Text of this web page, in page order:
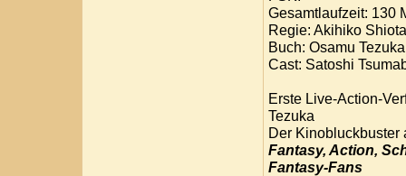
Gesamtlaufzeit: 130
Regie: Akihiko Shiota
Buch: Osamu Tezuka
Cast: Satoshi
Erste Live-Action-
Tezuka
Der Kinobluckbuster
Fantasy, Action,
Fantasy-Fans